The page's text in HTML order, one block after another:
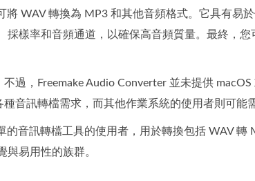
將 WAV 轉換為 MP3 和其他音頻格式。它具有易
樣率和音頻通道，以確保高音頻質量。最終，您
過，Freemake Audio Converter 並未提供 macOS
音訊轉檔需求，而其他作業系統的使用者則可能
的音訊轉檔工具的使用者，用於轉換包括 WAV 轉
易用性的族群。